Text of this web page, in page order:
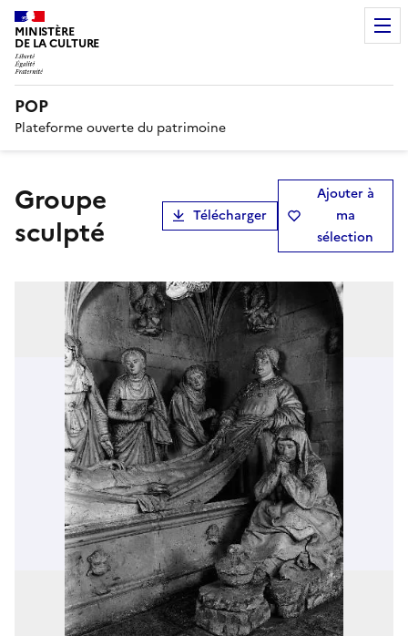
MINISTÈRE
DE LA CULTURE
POP
Plateforme ouverte du patrimoine
groupe
sculpté
Télécharger
Ajouter à
ma
sélection